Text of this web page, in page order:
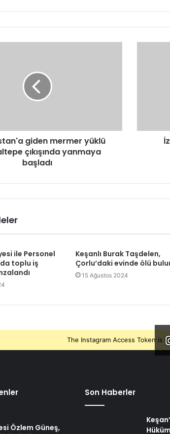
giden mermer yüklü
çıkışında yanmaya
başladı
ile Personel
toplu iş
Keşanlı Burak Taşdelen,
Çorlu’daki evinde ölü
15 Ağustos 2024
The Instagram Access Token is
Özlem Güneş,
Son Haberler